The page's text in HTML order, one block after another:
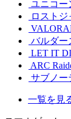
ユニコー
ロスト
バルダー
LET IT
ARC
サブノー
一覧を見